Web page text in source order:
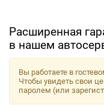
Расширенная
в нашем
Вы работаете в
Чтобы увидеть свои
паролем (или